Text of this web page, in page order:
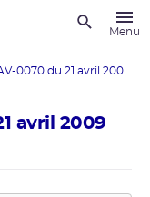
Menu
avril 2009